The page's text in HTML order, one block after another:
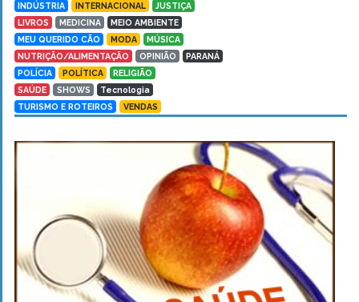
INDÚSTRIA
INTERNACIONAL
JUSTIÇA
LIVROS
MEDICINA
MEIO AMBIENTE
MEU QUERIDO CÃO
MODA
MÚSICA
NUTRIÇÃO/ALIMENTAÇÃO
OPINIÃO
PARANÁ
POLÍCIA
POLÍTICA
RELIGIÃO
SAÚDE
SHOWS
Tecnologia
TURISMO E ROTEIROS
VENDAS